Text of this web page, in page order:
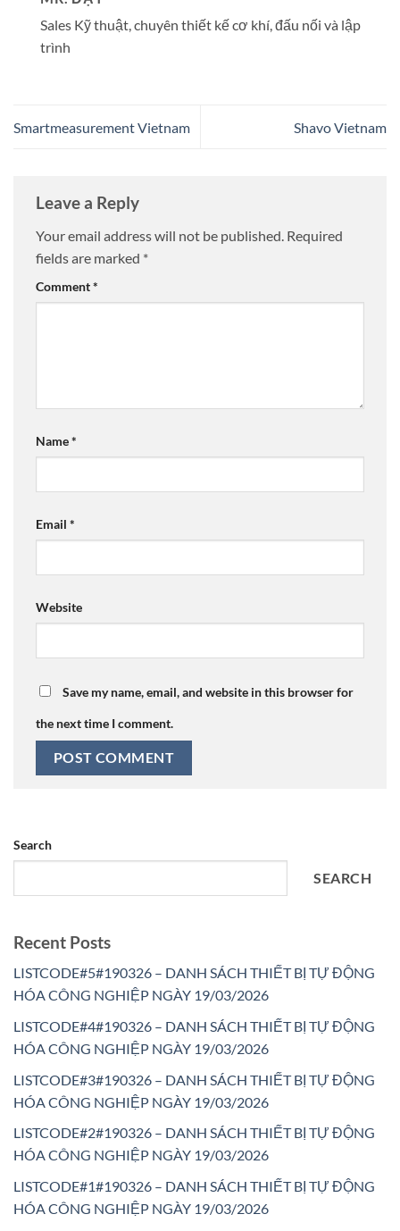
Sales Kỹ thuật, chuyên thiết kế cơ khí, đấu nối và lập
trình
Smartmeasurement Vietnam Shavo Vietnam
Leave a Reply
Your email address will not be published. Required
fields are marked *
Comment*
Name*
Email *
Website
Save my name, email, and website in this browser for
the next time I comment.
Search
SEARCH
Recent Posts
LISTCODE#5#190326 – DANH SÁCH THIẾT BỊ TỰ ĐỘNG
HÓA CÔNG NGHIỆP NGÀY 19/03/2026
LISTCODE#4#190326 – DANH SÁCH THIẾT BỊ TỰ ĐỘNG
HÓA CÔNG NGHIỆP NGÀY 19/03/2026
LISTCODE#3#190326 – DANH SÁCH THIẾT BỊ TỰ ĐỘNG
HÓA CÔNG NGHIỆP NGÀY 19/03/2026
LISTCODE#2#190326 – DANH SÁCH THIẾT BỊ TỰ ĐỘNG
HÓA CÔNG NGHIỆP NGÀY 19/03/2026
LISTCODE#1#190326 – DANH SÁCH THIẾT BỊ TỰ ĐỘNG
HÓA CÔNG NGHIỆP NGÀY 19/03/2026